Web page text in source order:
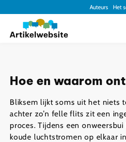
Auteurs Het
Hoe en waarom
Bliksem lijkt soms uit het niets
achter zo’n felle flits zit een
proces. Tijdens een
koude luchtstromen op elkaar